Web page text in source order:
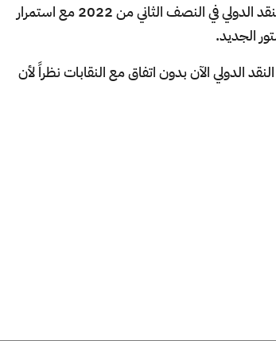
الجديد، مضيفةً أن تونس ستتوصل إلى اتفاق مع صندوق النقد الدولي في النصف الثاني من 2022 مع استمرار
الجديد.
الدولي الآن بدون اتفاق مع النقابات نظراً لأن